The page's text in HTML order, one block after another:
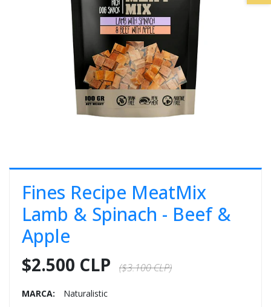
Fines Recipe MeatMix
Lamb & Spinach - Beef &
Apple
$2.500 CLP ($3.100 CLP)
MARCA: Naturalistic